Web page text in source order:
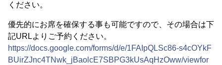
ください。
優先的にお席を確保する事も可能ですので、その場合は下
記URLよりご予約ください。
https://docs.google.com/forms/d/e/1FAIpQLSc86-s4cOYkF
BUirZJnc4TNwk_jBaolcE7SBPG3kUsAqHzOww/viewfor